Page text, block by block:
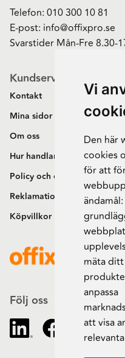
Vi
Den här
cookies
för att
ändamål:
mäta
anpassa
att visa
Telefon: 010 300 10 81
E-post: info@offixpro.se
Svarstider Mån-Fre 8.30-
Kundservice
Kontakt
Mina sidor
Om oss
Hur handlar jag?
Policy och cookies
Reklamation och retur
Köpvillkor
Följ oss